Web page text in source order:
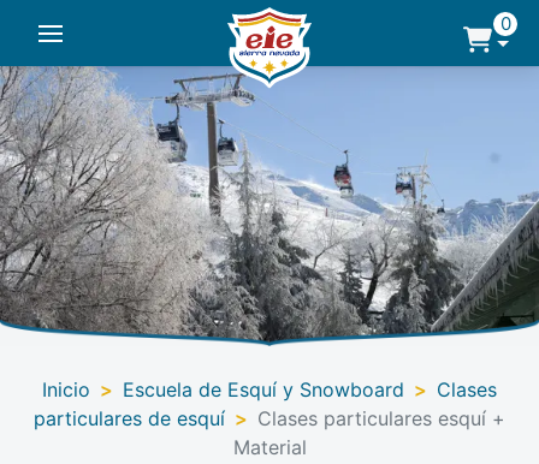
0
Inicio > Escuela de Esquí y Snowboard > Clases
particulares de esquí > Clases particulares esquí +
Material